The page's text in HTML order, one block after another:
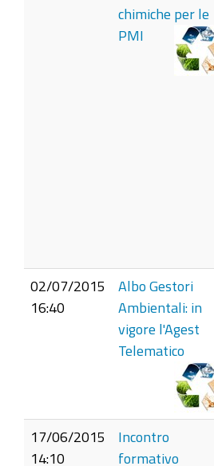
chimiche per le
PMI
02/07/2015
16:40
Albo Gestori
Ambientali: in
vigore l'Agest
Telematico
17/06/2015
14:10
Incontro
formativo